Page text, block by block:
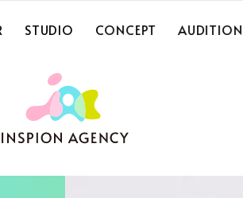
STUDIO CONCEPT AUDITION